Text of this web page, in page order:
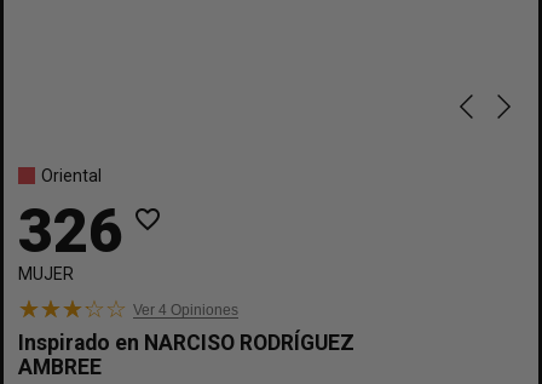
Oriental
326 favorite_border
MUJER
Ver 4 Opiniones
Inspirado en NARCISO RODRÍGUEZ
AMBREE